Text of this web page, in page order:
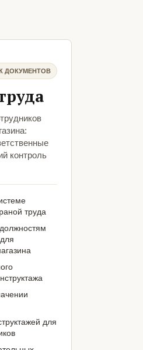
ДОКУМЕНТОВ
контроль
труда
для